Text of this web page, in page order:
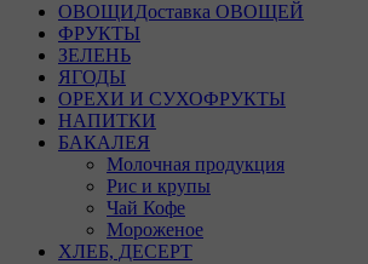
ОВОЩИДоставка ОВОЩЕЙ
ФРУКТЫ
ЗЕЛЕНЬ
ЯГОДЫ
ОРЕХИ И СУХОФРУКТЫ
НАПИТКИ
БАКАЛЕЯ
Молочная продукция
Рис и крупы
Чай Кофе
Мороженое
ХЛЕБ, ДЕСЕРТ